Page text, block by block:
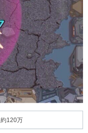
約120万